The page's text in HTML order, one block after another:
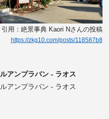
引用：絶景事典 Kaori Nさんの投稿
https://zkg10.com/posts/118587b8
ルアンプラバン - ラオス
ルアンプラバン - ラオス